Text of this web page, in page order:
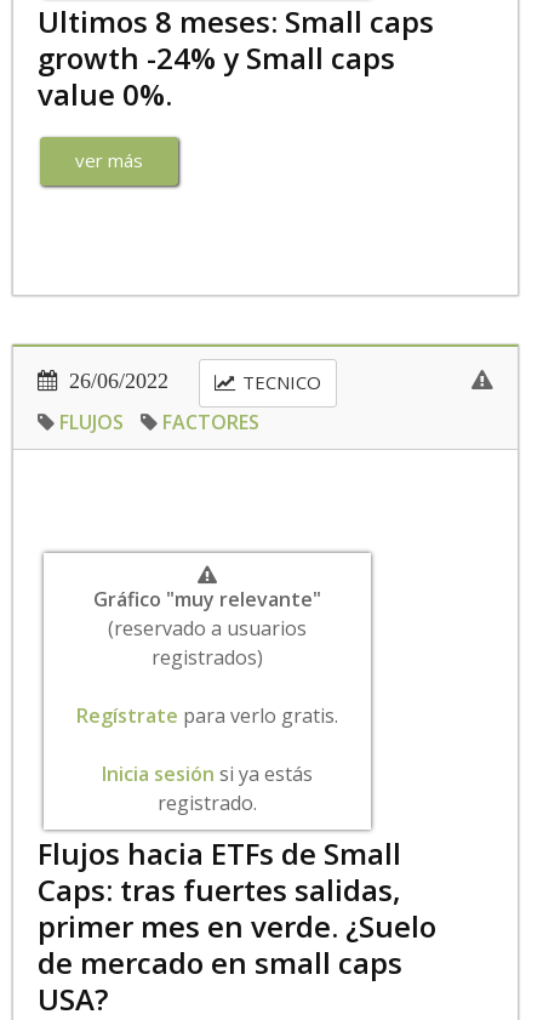
Ultimos 8 meses: Small caps
growth -24% y Small caps
value 0%.
ver más
26/06/2022 TECNICO
FLUJOS FACTORES
Gráfico "muy relevante"
(reservado a usuarios
registrados)
Regístrate para verlo gratis.
Inicia sesión si ya estás
registrado.
Flujos hacia ETFs de Small
Caps: tras fuertes salidas,
primer mes en verde. ¿Suelo
de mercado en small caps
USA?